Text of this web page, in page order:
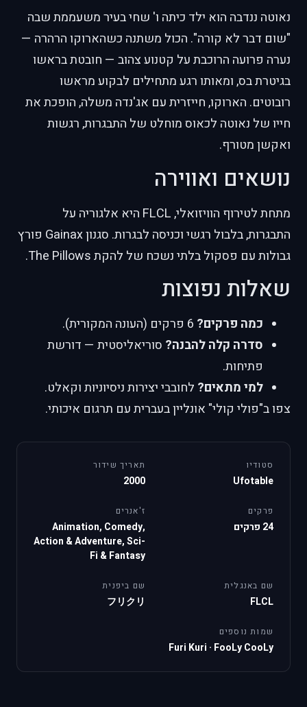
נאוטה ננדבה הוא ילד כיתה ו' שחי בעיר משעממת שבה
"שום דבר לא קורה". הכול משתנה כשהארוקו הרהרה —
נערה פרועה הרוכבת על קטנוע צהוב — חובטת בראשו
בגיטרת בס, ומאותו רגע מתחילים לבקוע מראשו
רובוטים. הארוקו, חייזרית עם אג'נדה משלה, הופכת את
חייו של נאוטה לכאוס מוחלט של התבגרות, רגשות
ואקשן מטורף.
נושאים ואווירה
מתחת לטירוף הוויזואלי, FLCL היא אלגוריה על
התבגרות, בלבול רגשי וכניסה לבגרות. סגנון Gainax פורץ
גבולות עם פסקול בלתי נשכח של להקת The Pillows.
שאלות נפוצות
כמה פרקים?
סדרה קלה להבנה? סוריאליסטית — דורשת
פתיחות.
למי מתאים? לחובבי יצירות ניסיוניות וקאלט.
צפו ב"פולי קולי" אונליין בעברית עם תרגום איכותי.
סטודיו
Ufotable
תאריך שידור
2000
פרקים
24 פרקים
ז'אנרים
Animation, Comedy,
Action & Adventure, Sci-
Fi & Fantasy
שם באנגלית
FLCL
שם ביפנית
フリクリ
שמות נוספים
Furi Kuri · FooLy CooLy